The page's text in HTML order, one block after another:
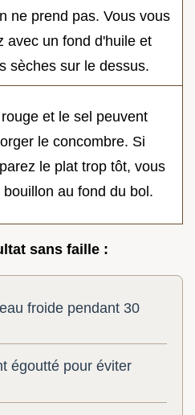
ne prend pas. Vous vous
avec un fond d'huile et
sèches sur le dessus.
et le sel peuvent
le concombre. Si
le plat trop tôt, vous
au fond du bol.
sans faille :
froide pendant 30
égoutté pour éviter